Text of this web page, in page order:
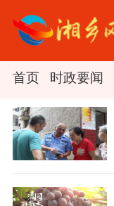
首页 时政要闻